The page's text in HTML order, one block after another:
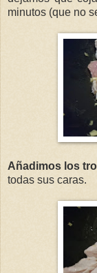
minutos (que no
Añadimos los
todas sus caras.